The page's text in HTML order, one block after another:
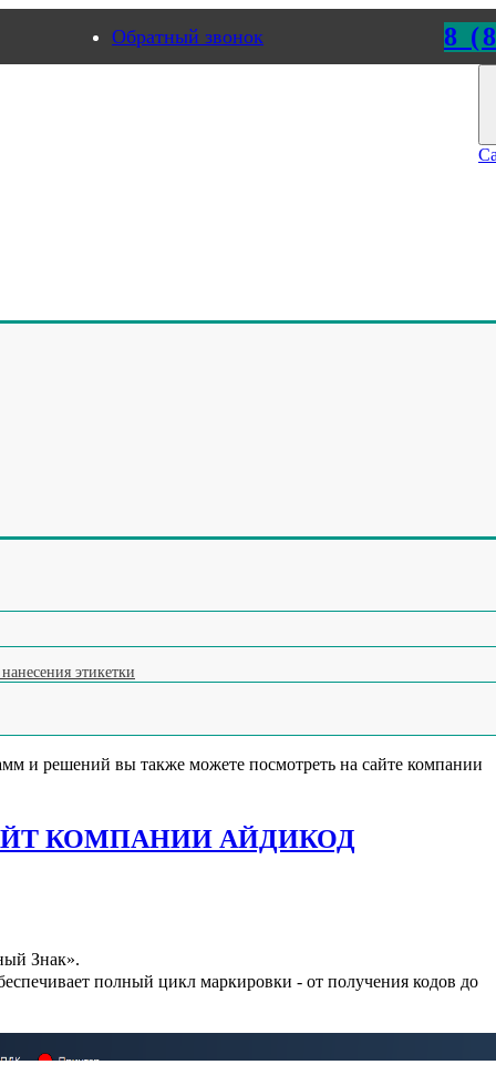
Обратный звонок 8
тары
этикетки
мороженое
и отбраковки по весу (чеквейер)
(яйцемашина)
наших программ
решения для промышленной маркировки и
совместимы друг с другом и интегрируются с
и решений вы также можете посмотреть на сайте компании
КОМПАНИИ АЙДИКОД
Знак».
полный цикл маркировки - от получения кодов до